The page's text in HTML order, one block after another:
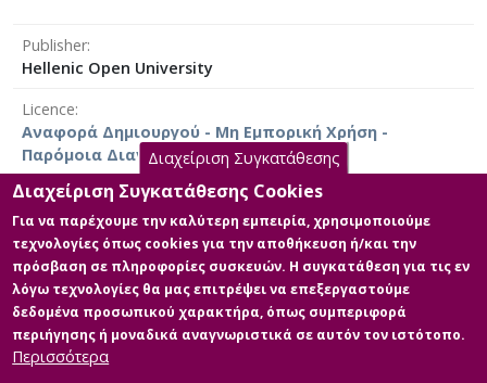
προσπάθειες για βελτίωση των παρεχόμενων
υπηρεσιών φροντίδας καθώς υπάρχει δυνατότητα
βελτίωσης σε ορισμένους προσδιοριστικούς
παράγοντες.
than their expectations, while TOMY’s characteristics
did not respond sufficiently. Good knowledge of their
were the factors considered statistically significant by
medical and nursing care. Among respondents 91.4%
would visit this unit again. Age was not associated to a
statistically significant degree with expectations and
satisfaction, while high educational level citizens
expressed greater expectations of medical and nursing
care.
Conclusion
: The satisfaction levels , according to
the results of the survey, were found at quite high
rates, however they should not idle the efforts to
improve the provided care services as there is
possibility of improvement in some determining
factors.
Publisher
Hellenic Open University
Licence
Αναφορά Δημιουργού - Μη Εμπορική Χρήση -
Παρόμοια Διανομή 4.0 Διεθνές
Main Files
Κύριο μέρος της Διπλωματικής
Description: Ανδρεάκη
Καλλιόπη_ΔΜΥ_Διπλωματική
Διαχείριση Συγκατάθεσης
Διαχείριση Συγκατάθεσης Cookies
Για να παρέχουμε την καλύτερη εμπειρία, χρησιμοποιούμε
τεχνολογίες όπως cookies για την αποθήκευση ή/και την
πρόσβαση σε πληροφορίες συσκευών. Η συγκατάθεση για τις εν
λόγω τεχνολογίες θα μας επιτρέψει να επεξεργαστούμε
δεδομένα προσωπικού χαρακτήρα, όπως συμπεριφορά
περιήγησης ή μοναδικά αναγνωριστικά σε αυτόν τον ιστότοπο.
Περισσότερα